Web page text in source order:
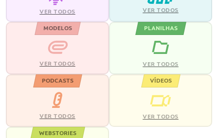
VER TODOS VER TODOS
MODELOS
VER TODOS
PLANILHAS
VER TODOS
PODCASTS
VER TODOS
VÍDEOS
VER TODOS
WEBSTORIES